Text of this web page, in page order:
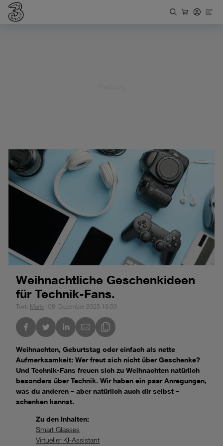
Weihnachtliche Geschenkideen
für Technik-Fans.
Text: Marie | 08. Dezember 2025 13:59
Link des Blogs kopieren
Weihnachten, Geburtstag oder einfach als nette
Aufmerksamkeit: Wer freut sich nicht über Geschenke?
Und Technik-Fans freuen sich zu Weihnachten natürlich
besonders über Technik. Wir haben ein paar Anregungen,
was du anderen – aber natürlich auch dir selbst –
schenken kannst.
Zu den Inhalten:
Smart Glasses
Virtueller KI-Assistant